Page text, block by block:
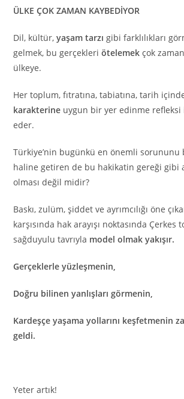
ÜLKE ÇOK ZAMAN KAYBEDİYOR
Dil, kültür,yaşam tarzı gibi farklılıkları
gelmek, bu gerçekleriötelemekçok
ülkeye.
Her toplum, fıtratına, tabiatına, tarih
karakterine uygun bir yer edinme
eder.
Türkiye’nin bugünkü en önemli
haline getiren de bu hakikatin gereği gibi
olması değil midir?
Baskı, zulüm, şiddet ve ayrımcılığı öne
karşısında hak arayışı noktasında Çerkes
sağduyulu tavrıyla model olmak yakışır.
Gerçeklerle yüzleşmenin,
Doğru bilinen yanlışları görmenin,
Kardeşçe yaşama yollarını keşfetmenin
geldi.
Yeter artık!